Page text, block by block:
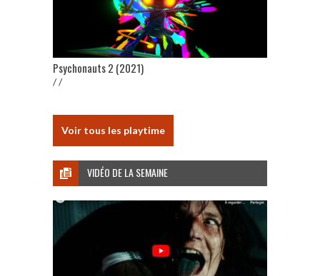
Psychonauts 2 (2021)
/ /
Voir tous les playtime
VIDÉO DE LA SEMAINE